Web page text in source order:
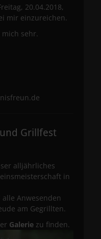
20.04.2018,
mir einzureichen.
sehr.
Grillfest
alljährliches
in
Anwesenden
am Gegrillten.
Galerie zu finden.